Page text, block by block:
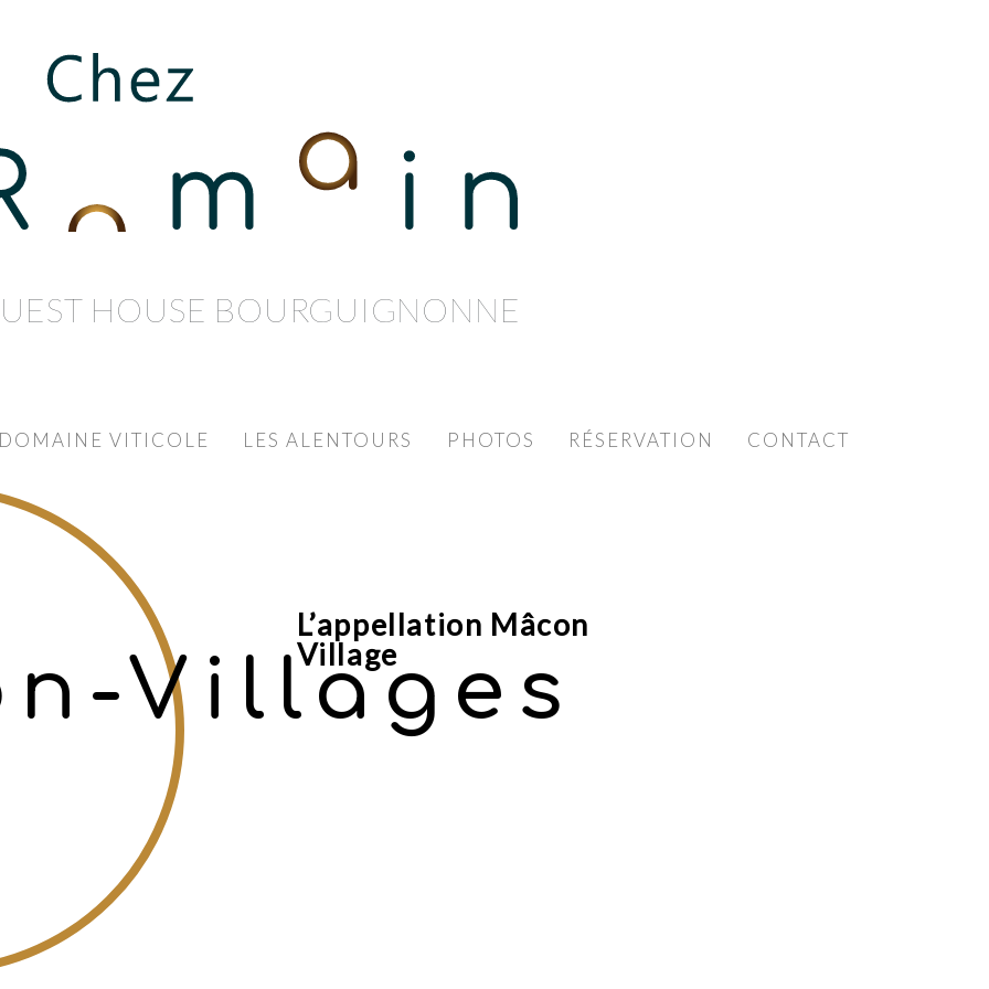
HOUSE BOURGUIGNONNE
DOMAINE VITICOLE LES ALENTOURS PHOTOS RÉSERVATION CONTACT
Villages
L’appellation Mâcon
Village